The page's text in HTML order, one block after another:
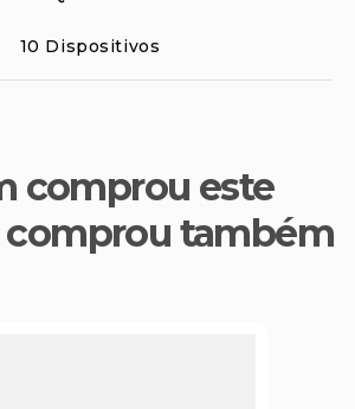
10 Dispositivos
comprou este
também